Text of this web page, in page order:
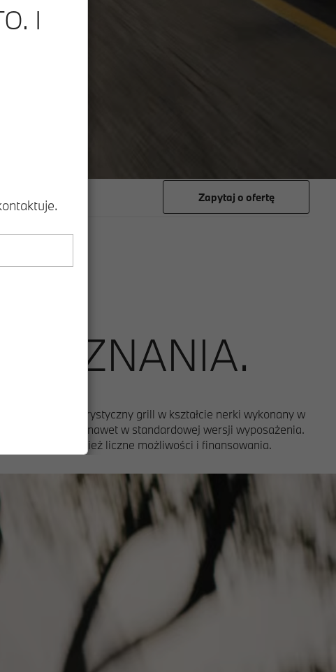
I
Zapytaj o ofertę
DOZNANIA.
Charakterystyczny grill w kształcie nerki wykonany w
i komfort, nawet w standardowej wersji wyposażenia.
jak również liczne możliwości i finansowania.